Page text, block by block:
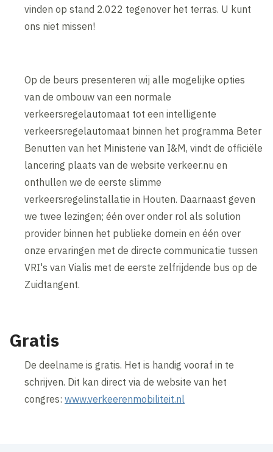
vinden op stand 2.022 tegenover het terras. U kunt
ons niet missen!
Op de beurs presenteren wij alle mogelijke opties
van de ombouw van een normale
verkeersregelautomaat tot een intelligente
verkeersregelautomaat binnen het programma Beter
Benutten van het Ministerie van I&M, vindt de officiële
lancering plaats van de website verkeer.nu en
onthullen we de eerste slimme
verkeersregelinstallatie in Houten. Daarnaast geven
we twee lezingen; één over onder rol als solution
provider binnen het publieke domein en één over
onze ervaringen met de directe communicatie tussen
VRI's van Vialis met de eerste zelfrijdende bus op de
Zuidtangent.
Gratis
De deelname is gratis. Het is handig vooraf in te
schrijven. Dit kan direct via de website van het
congres:www.verkeerenmobiliteit.nl